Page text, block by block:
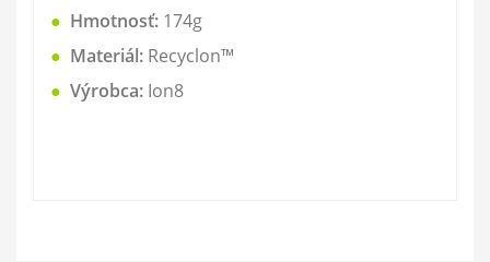
● Hmotnosť: 174g
● Materiál: Recyclon™
● Výrobca: Ion8